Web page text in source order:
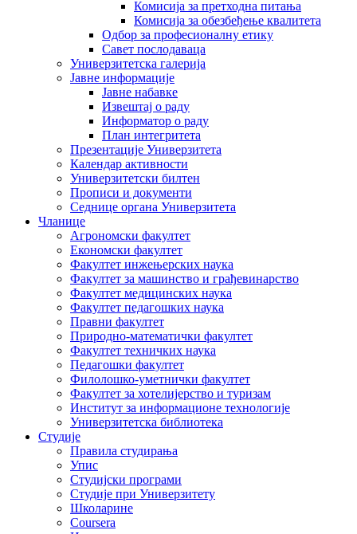
Комисија за претходна питања
Комисија за обезбеђење квалитета
Одбор за професионалну етику
Савет послодаваца
Универзитетска галерија
Јавне информације
Јавне набавке
Извештај о раду
Информатор о раду
План интегритета
Презентације Универзитета
Календар активности
Универзитетски билтен
Прописи и документи
Седнице органа Универзитета
Чланице
Агрономски факултет
Економски факултет
Факултет инжењерских наука
Факултет за машинство и грађевинарство
Факултет медицинских наука
Факултет педагошких наука
Правни факултет
Природно-математички факултет
Факултет техничких наука
Педагошки факултет
Филолошко-уметнички факултет
Факултет за хотелијерство и туризам
Институт за информационе технологије
Универзитетска библиотека
Студије
Правила студирања
Упис
Студијски програми
Студије при Универзитету
Школарине
Coursera